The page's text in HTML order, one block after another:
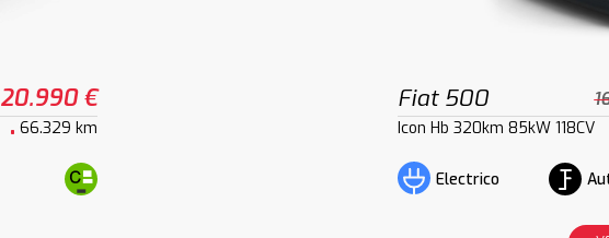
20.990 €
66.329 km
Fiat 500
Icon Hb 320km 85kW 118CV
Electrico